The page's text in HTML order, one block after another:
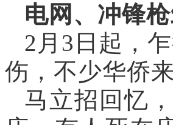
电网、冲锋
2月3日起，
伤，不少华侨
马立招回忆